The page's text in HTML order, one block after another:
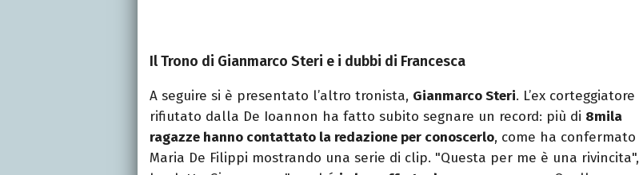
Il Trono di Gianmarco Steri e i dubbi di Francesca
A seguire si è presentato l’altro tronista, Gianmarco Steri. L’ex corteggiatore
rifiutato dalla De Ioannon ha fatto subito segnare un record: più di 8mila
ragazze hanno contattato la redazione per conoscerlo, come ha confermato
Maria De Filippi mostrando una serie di clip. "Questa per me è una rivincita",